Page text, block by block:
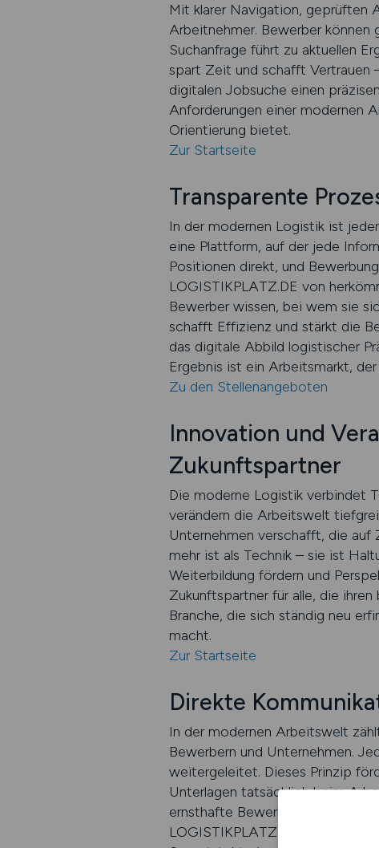
Mit klarer Navigation, geprüften
Arbeitnehmer. Bewerber können
Suchanfrage führt zu aktuellen
spart Zeit und schafft Vertrauen
digitalen Jobsuche einen
Anforderungen einer modernen
Orientierung bietet.
Zur Startseite
Transparente
In der modernen Logistik ist
eine Plattform, auf der jede
Positionen direkt, und
LOGISTIKPLATZ.DE von
Bewerber wissen, bei wem sie
schafft Effizienz und stärkt die
das digitale Abbild logistischer
Ergebnis ist ein Arbeitsmarkt,
Zu den Stellenangeboten
Innovation und
Zukunftspartner
Die moderne Logistik verbindet
verändern die Arbeitswelt
Unternehmen verschafft, die auf
mehr ist als Technik – sie ist
Weiterbildung fördern und
Zukunftspartner für alle, die
Branche, die sich ständig neu
macht.
Zur Startseite
Direkte
In der modernen Arbeitswelt
Bewerbern und Unternehmen.
weitergeleitet. Dieses Prinzip
Unterlagen tatsächlich beim
ernsthafte Bewerbungen
LOGISTIKPLATZ.DE schafft